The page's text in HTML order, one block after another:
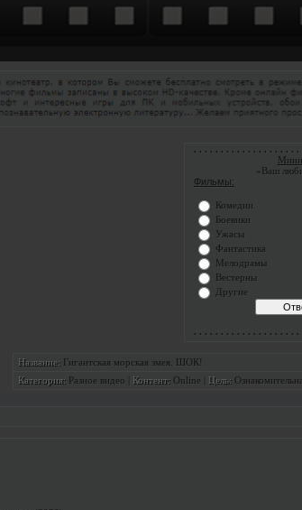
. . . . . . . . . . . . . . . . . . .
«Ваш
Фильмы:
Комедии
Боевики
Ужасы
Фантастика
Мелодрамы
Вестерны
Другие
. . . . . . . . . . . . . . . . . . .
Название: Гигантская морская змея. ШОК!
Категория: Разное видео Контент: Online Цель: